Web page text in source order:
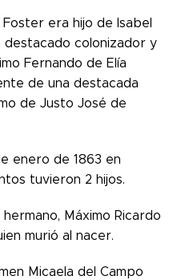
era hijo de Isabel
destacado colonizador y
Fernando de Elía
de una destacada
de Justo José de
enero de 1863 en
tuvieron 2 hijos.
Máximo Ricardo
murió al nacer.
Micaela del Campo